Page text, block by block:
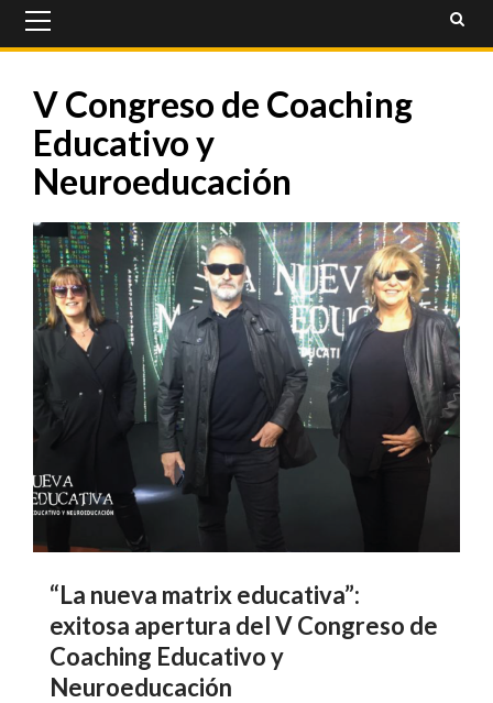
Menu
V Congreso de Coaching
Educativo y
Neuroeducación
“La nueva matrix educativa”:
exitosa apertura del V Congreso de
Coaching Educativo y
Neuroeducación